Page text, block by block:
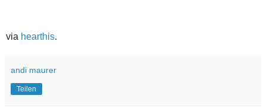
via hearthis.
andi maurer
Teilen